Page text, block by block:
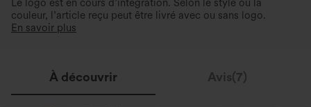
Le logo est en cours d’intégration. Selon le style ou la
couleur, l’article reçu peut être livré avec ou sans logo.
En savoir plus
À découvrir Avis(7)